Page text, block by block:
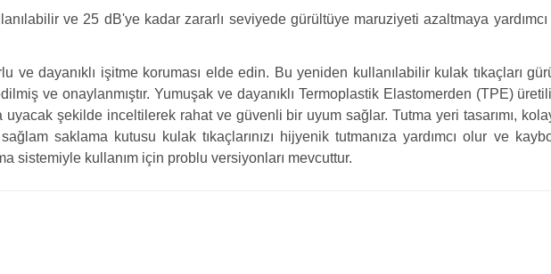
ve 25 dB'ye kadar zararlı seviyede gürültüye maruziyeti azaltmaya
ve dayanıklı işitme koruması elde edin. Bu yeniden kullanılabilir kulak tıkaçları
ve onaylanmıştır. Yumuşak ve dayanıklı Termoplastik Elastomerden (TPE)
şekilde inceltilerek rahat ve güvenli bir uyum sağlar. Tutma yeri tasarımı,
saklama kutusu kulak tıkaçlarınızı hijyenik tutmanıza yardımcı olur ve
sistemiyle kullanım için problu versiyonları mevcuttur.